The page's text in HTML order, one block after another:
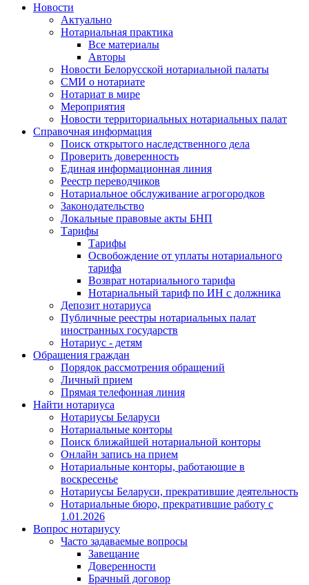
Новости
Актуально
Нотариальная практика
Все материалы
Авторы
Новости Белорусской нотариальной палаты
СМИ о нотариате
Нотариат в мире
Мероприятия
Новости территориальных нотариальных палат
Справочная информация
Поиск открытого наследственного дела
Проверить доверенность
Единая информационная линия
Реестр переводчиков
Нотариальное обслуживание агрогородков
Законодательство
Локальные правовые акты БНП
Тарифы
Тарифы
Освобождение от уплаты нотариального
тарифа
Возврат нотариального тарифа
Нотариальный тариф по ИН с должника
Депозит нотариуса
Публичные реестры нотариальных палат
иностранных государств
Нотариус - детям
Обращения граждан
Порядок рассмотрения обращений
Личный прием
Прямая телефонная линия
Найти нотариуса
Нотариусы Беларуси
Нотариальные конторы
Поиск ближайшей нотариальной конторы
Онлайн запись на прием
Нотариальные конторы, работающие в
воскресенье
Нотариусы Беларуси, прекратившие деятельность
Нотариальные бюро, прекратившие работу с
1.01.2026
Вопрос нотариусу
Часто задаваемые вопросы
Завещание
Доверенности
Брачный договор